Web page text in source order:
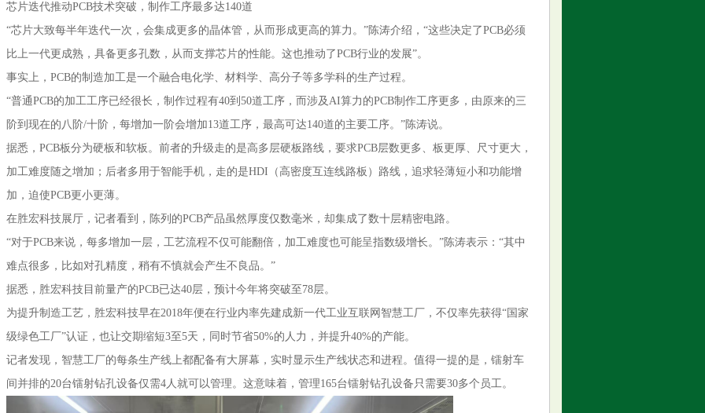
芯片迭代推动PCB技术突破，制作工序最多达140道
“芯片大致每半年迭代一次，会集成更多的晶体管，从而形成更高的算力。”陈涛介绍，“这些决定了PCB必须
比上一代更成熟，具备更多孔数，从而支撑芯片的性能。这也推动了PCB行业的发展”。
事实上，PCB的制造加工是一个融合电化学、材料学、高分子等多学科的生产过程。
“普通PCB的加工工序已经很长，制作过程有40到50道工序，而涉及AI算力的PCB制作工序更多，由原来的三
阶到现在的八阶/十阶，每增加一阶会增加13道工序，最高可达140道的主要工序。”陈涛说。
据悉，PCB板分为硬板和软板。前者的升级走的是高多层硬板路线，要求PCB层数更多、板更厚、尺寸更大，
加工难度随之增加；后者多用于智能手机，走的是HDI（高密度互连线路板）路线，追求轻薄短小和功能增
加，迫使PCB更小更薄。
在胜宏科技展厅，记者看到，陈列的PCB产品虽然厚度仅数毫米，却集成了数十层精密电路。
“对于PCB来说，每多增加一层，工艺流程不仅可能翻倍，加工难度也可能呈指数级增长。”陈涛表示：“其中
难点很多，比如对孔精度，稍有不慎就会产生不良品。”
据悉，胜宏科技目前量产的PCB已达40层，预计今年将突破至78层。
为提升制造工艺，胜宏科技早在2018年便在行业内率先建成新一代工业互联网智慧工厂，不仅率先获得“国家
级绿色工厂”认证，也让交期缩短3至5天，同时节省50%的人力，并提升40%的产能。
记者发现，智慧工厂的每条生产线上都配备有大屏幕，实时显示生产线状态和进程。值得一提的是，镭射车
间并排的20台镭射钻孔设备仅需4人就可以管理。这意味着，管理165台镭射钻孔设备只需要30多个员工。